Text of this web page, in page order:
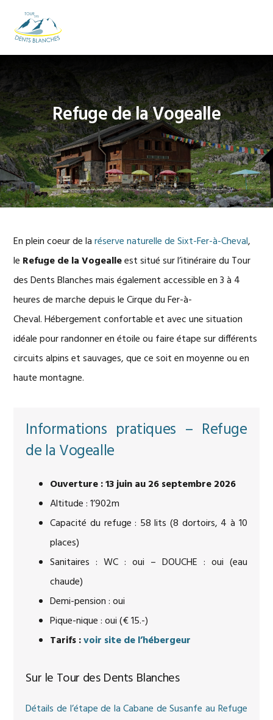
navigation
contenu
principal
pied
de
Refuge de la Vogealle
En plein coeur de laréserve naturelle de Sixt-Fer-à-Cheval,
le Refuge de la Vogealleest situé sur l’itinéraire du Tour
des Dents Blanches mais également accessible en 3 à 4
heures de marche depuis le Cirque du Fer-à-
Cheval. Hébergement confortable et avec une situation
idéale pour randonner en étoile ou faire étape sur différents
circuits alpins et sauvages, que ce soit en moyenne ou en
haute montagne.
Informations pratiques – Refuge
de la Vogealle
Ouverture : 13 juin au 26 septembre 2026
Altitude : 1’902m
Capacité du refuge : 58 lits (8 dortoirs, 4 à 10
places)
Sanitaires : WC : oui – DOUCHE : oui (eau
chaude)
Demi-pension : oui
Pique-nique : oui (€ 15.-)
Tarifs :voir site de l’hébergeur
Sur le Tour des Dents Blanches
Détails de l’étape de la Cabane de Susanfe au Refuge